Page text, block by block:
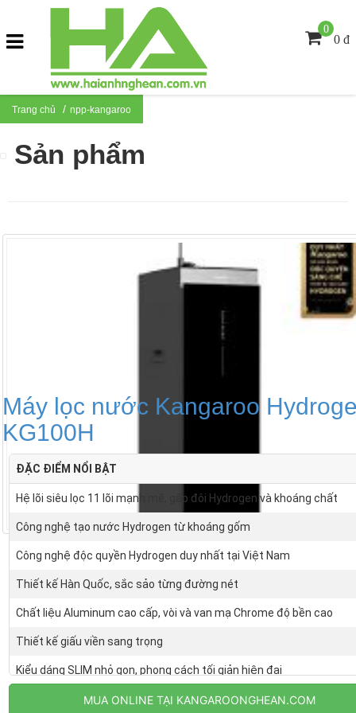
0
0 đ
Trang chủ npp-kangaroo
Sản phẩm
Máy lọc nước Kangaroo
KG100H
ĐẶC ĐIỂM NỔI BẬT
Hệ lõi siêu lọc 11 lõi mạnh mẽ, gấp đôi Hydrogen và khoáng chất
Công nghệ tạo nước Hydrogen từ khoáng gốm
Công nghệ độc quyền Hydrogen duy nhất tại Việt Nam
Thiết kế Hàn Quốc, sắc sảo từng đường nét
Chất liệu Aluminum cao cấp, vòi và van mạ Chrome độ bền cao
Thiết kế giấu viền sang trọng
Kiểu dáng SLIM nhỏ gọn, phong cách tối giản hiện đại
MUA ONLINE TẠI KANGAROONGHEAN.COM